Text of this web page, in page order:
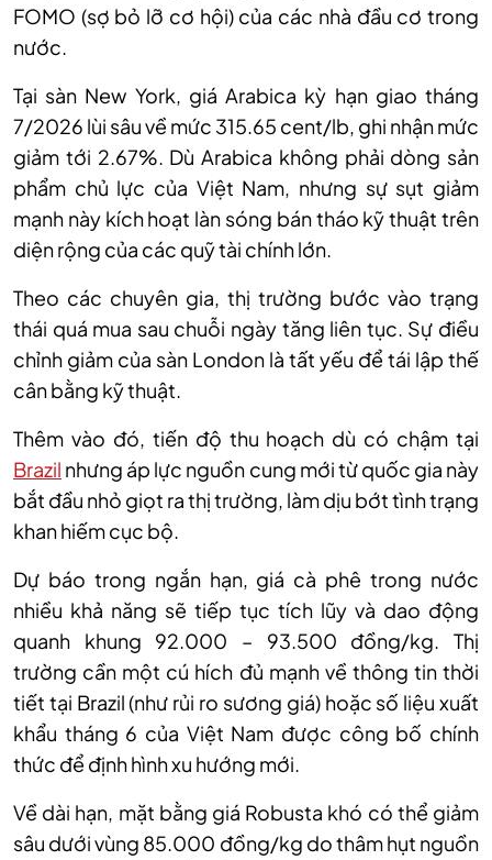
FOMO (sợ bỏ lỡ cơ hội) của các nhà đầu cơ trong
nước.
Tại sàn New York, giáArabica kỳ hạn giao tháng
7/2026 lùi sâu về mức 315.65 cent/lb, ghi nhận mức
giảm tới 2.67%. Dù Arabica không phải dòng sản
phẩm chủ lực của Việt Nam, nhưng sự sụt giảm
mạnh này kích hoạt làn sóng bán tháo kỹ thuật trên
diện rộng của các quỹ tài chính lớn.
Theo các chuyên gia, thị trường bước vào trạng
thái quá mua sau chuỗi ngày tăng liên tục. Sự điều
chỉnh giảm của sàn London là tất yếu để tái lập thế
cân bằng kỹ thuật.
Thêm vào đó, tiến độ thu hoạch dù có chậm tại
Brazil nhưng áp lực nguồn cung mới từ quốc gia này
bắt đầu nhỏ giọt ra thị trường, làm dịu bớt tình trạng
khan hiếm cục bộ.
Dự báo trong ngắn hạn, giá cà phê trong nước
nhiều khả năng sẽ tiếp tục tích lũy và dao động
quanh khung 92.000 – 93.500 đồng/kg. Thị
trường cần một cú hích đủ mạnh về thông tin thời
tiết tại Brazil (như rủi ro sương giá) hoặc số liệu xuất
khẩu tháng 6 của Việt Nam được công bố chính
thức để định hình xu hướng mới.
Về dài hạn, mặt bằng giá Robusta khó có thể giảm
sâu dưới vùng 85.000 đồng/kg do thâm hụt nguồn